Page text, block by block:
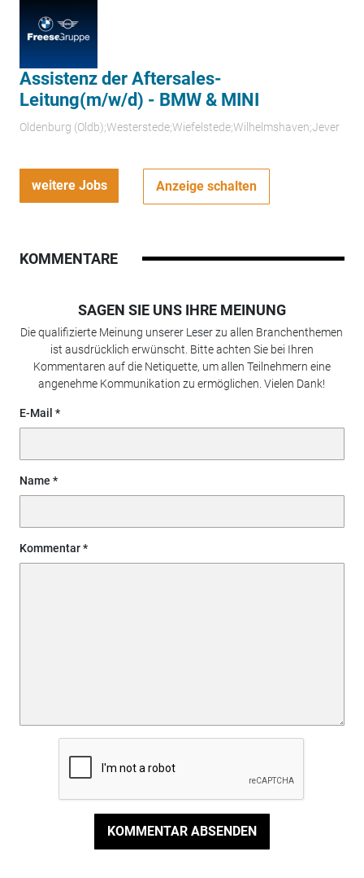
Assistenz der Aftersales-
Leitung(m/w/d) - BMW & MINI
Oldenburg (Oldb);Westerstede;Wiefelstede;Wilhelmshaven;Jever
weitere Jobs Anzeige schalten
KOMMENTARE
SAGEN SIE UNS IHRE MEINUNG
Die qualifizierte Meinung unserer Leser zu allen Branchenthemen
ist ausdrücklich erwünscht. Bitte achten Sie bei Ihren
Kommentaren auf die Netiquette, um allen Teilnehmern eine
angenehme Kommunikation zu ermöglichen. Vielen Dank!
E-Mail
Name
Kommentar
KOMMENTAR ABSENDEN